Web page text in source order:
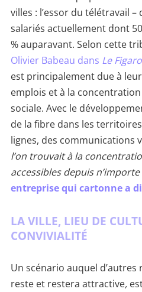
villes : l’essor du télétravail –
salariés actuellement dont
% auparavant. Selon cette
Olivier Babeau dans Le Figaro
est principalement due à
emplois et à la
sociale. Avec le
de la fibre dans les
lignes, des communications
l’on trouvait à la
accessibles depuis n’importe
entreprise qui cartonne a
LA VILLE, LIEU DE
CONVIVIALITÉ
Un scénario auquel
reste et restera attractive,